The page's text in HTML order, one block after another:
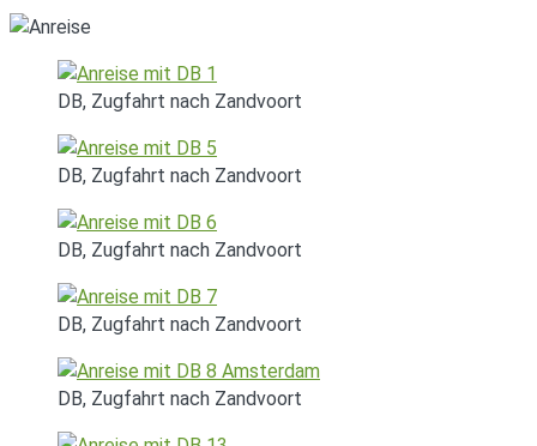
DB, Zugfahrt nach Zandvoort
DB, Zugfahrt nach Zandvoort
DB, Zugfahrt nach Zandvoort
DB, Zugfahrt nach Zandvoort
DB, Zugfahrt nach Zandvoort